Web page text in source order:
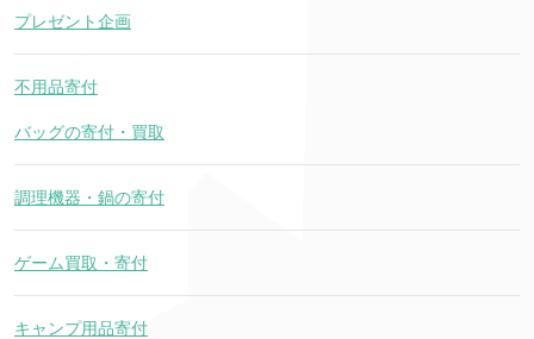
プレゼント企画
不用品寄付
バッグの寄付・買取
調理機器・鍋の寄付
ゲーム買取・寄付
キャンプ用品寄付